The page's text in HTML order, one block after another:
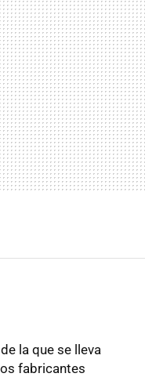
la que se lleva
fabricantes